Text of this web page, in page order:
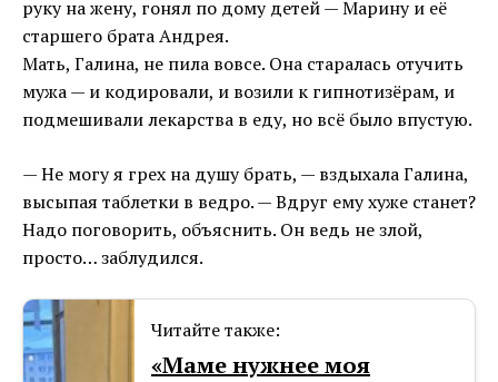
руку на жену, гонял по дому детей — Марину и её
старшего брата Андрея.
Мать, Галина, не пила вовсе. Она старалась отучить
мужа — и кодировали, и возили к гипнотизёрам, и
подмешивали лекарства в еду, но всё было впустую.
— Не могу я грех на душу брать, — вздыхала Галина,
высыпая таблетки в ведро. — Вдруг ему хуже станет?
Надо поговорить, объяснить. Он ведь не злой,
просто… заблудился.
Читайте также:
«Маме нужнее моя